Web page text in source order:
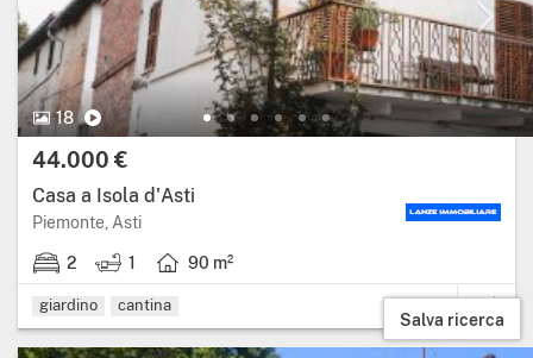
18
18 Foto.Video
Prezzo:
44.000 €
Casa a Isola d'Asti
Piemonte, AstiRegione: Piemonte, provincia: Asti.
2
2 stanze da letto.
1
1 bagno. 90 m²
Superficie abitabile: 90 metri quadrati.
giardino cantina
Salva ricerca